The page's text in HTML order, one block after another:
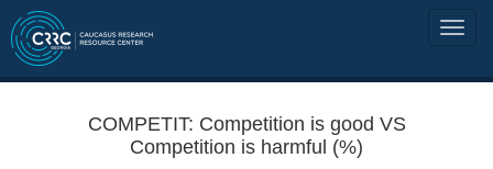
COMPETIT: Competition is good VS
Competition is harmful (%)